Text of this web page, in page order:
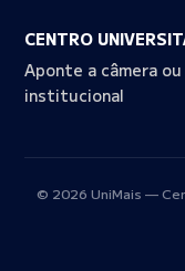
CENTRO
Aponte a câmera
institucional
© 2026 UniMais —